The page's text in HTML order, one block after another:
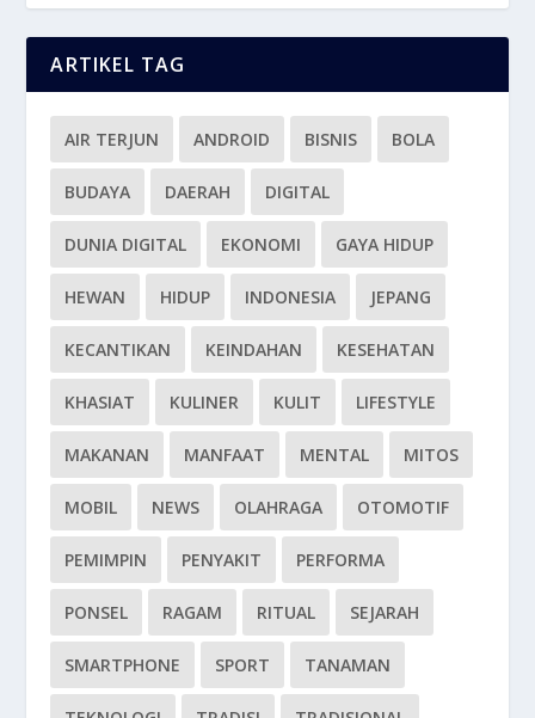
ARTIKEL TAG
AIR TERJUN ANDROID BISNIS BOLA
BUDAYA DAERAH DIGITAL
DUNIA DIGITAL EKONOMI GAYA HIDUP
HEWAN HIDUP INDONESIA JEPANG
KECANTIKAN KEINDAHAN KESEHATAN
KHASIAT KULINER KULIT LIFESTYLE
MAKANAN MANFAAT MENTAL MITOS
MOBIL NEWS OLAHRAGA OTOMOTIF
PEMIMPIN PENYAKIT PERFORMA
PONSEL RAGAM RITUAL SEJARAH
SMARTPHONE SPORT TANAMAN